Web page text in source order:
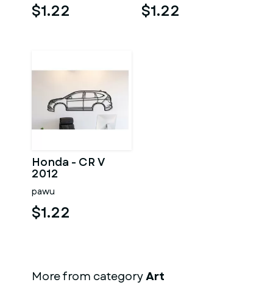
$1.22 $1.22
Honda - CR V
2012
pawu
$1.22
More from categoryArt